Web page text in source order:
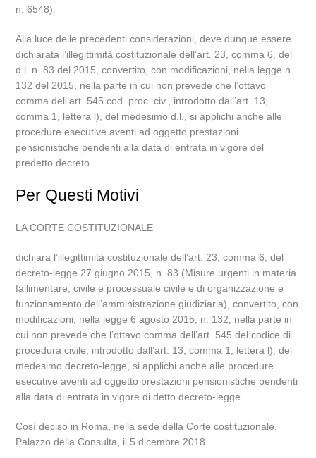
n. 6548).
Alla luce delle precedenti considerazioni, deve dunque essere
dichiarata l’illegittimità costituzionale dell’art. 23, comma 6, del
d.l. n. 83 del 2015, convertito, con modificazioni, nella legge n.
132 del 2015, nella parte in cui non prevede che l’ottavo
comma dell’art. 545 cod. proc. civ., introdotto dall’art. 13,
comma 1, lettera l), del medesimo d.l., si applichi anche alle
procedure esecutive aventi ad oggetto prestazioni
pensionistiche pendenti alla data di entrata in vigore del
predetto decreto.
Per Questi Motivi
LA CORTE COSTITUZIONALE
dichiara l’illegittimità costituzionale dell’art. 23, comma 6, del
decreto-legge 27 giugno 2015, n. 83 (Misure urgenti in materia
fallimentare, civile e processuale civile e di organizzazione e
funzionamento dell’amministrazione giudiziaria), convertito, con
modificazioni, nella legge 6 agosto 2015, n. 132, nella parte in
cui non prevede che l’ottavo comma dell’art. 545 del codice di
procedura civile, introdotto dall’art. 13, comma 1, lettera l), del
medesimo decreto-legge, si applichi anche alle procedure
esecutive aventi ad oggetto prestazioni pensionistiche pendenti
alla data di entrata in vigore di detto decreto-legge.
Così deciso in Roma, nella sede della Corte costituzionale,
Palazzo della Consulta, il 5 dicembre 2018.